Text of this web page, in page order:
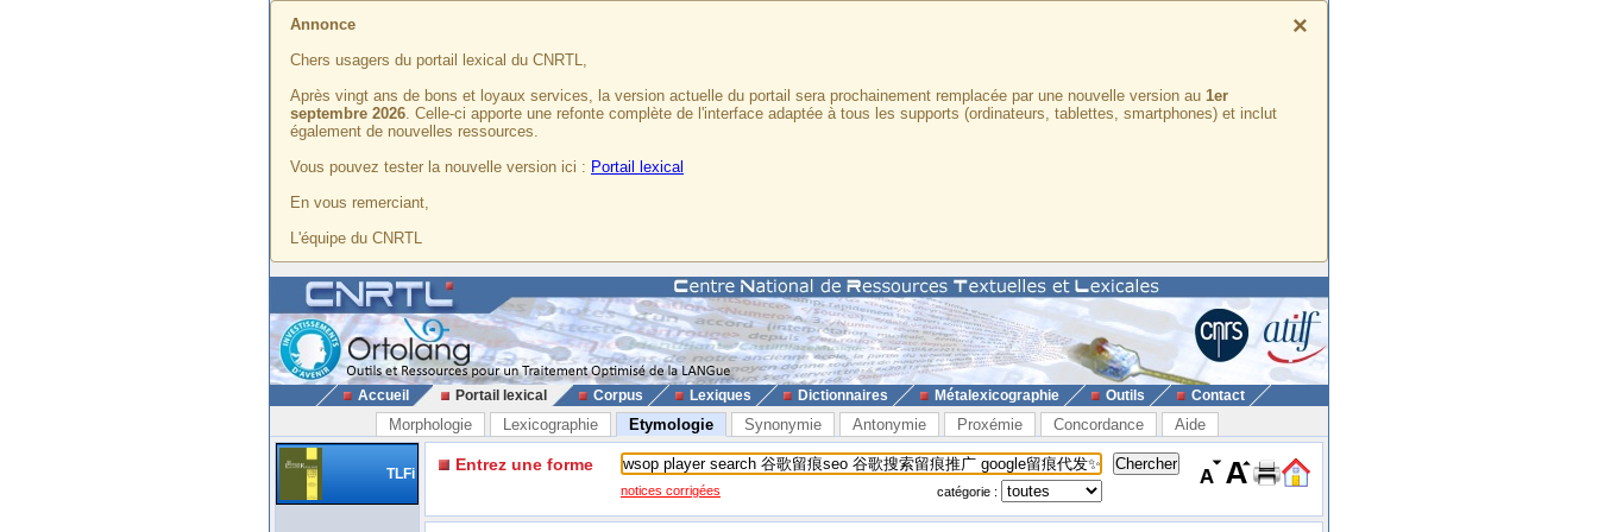
×
Annonce
Chers usagers du portail lexical du CNRTL,
Après vingt ans de bons et loyaux services, la version actuelle du portail sera prochainement remplacée par une nouvelle version au 1er
septembre 2026. Celle-ci apporte une refonte complète de l'interface adaptée à tous les supports (ordinateurs, tablettes, smartphones) et inclut
également de nouvelles ressources.
Vous pouvez tester la nouvelle version ici : Portail lexical
En vous remerciant,
L'équipe du CNRTL
Accueil Portail lexical Corpus Lexiques Dictionnaires Métalexicographie Outils Contact
Morphologie Lexicographie Etymologie Synonymie Antonymie Proxémie Concordance Aide
TLFi Entrez une forme
notices corrigées catégorie :